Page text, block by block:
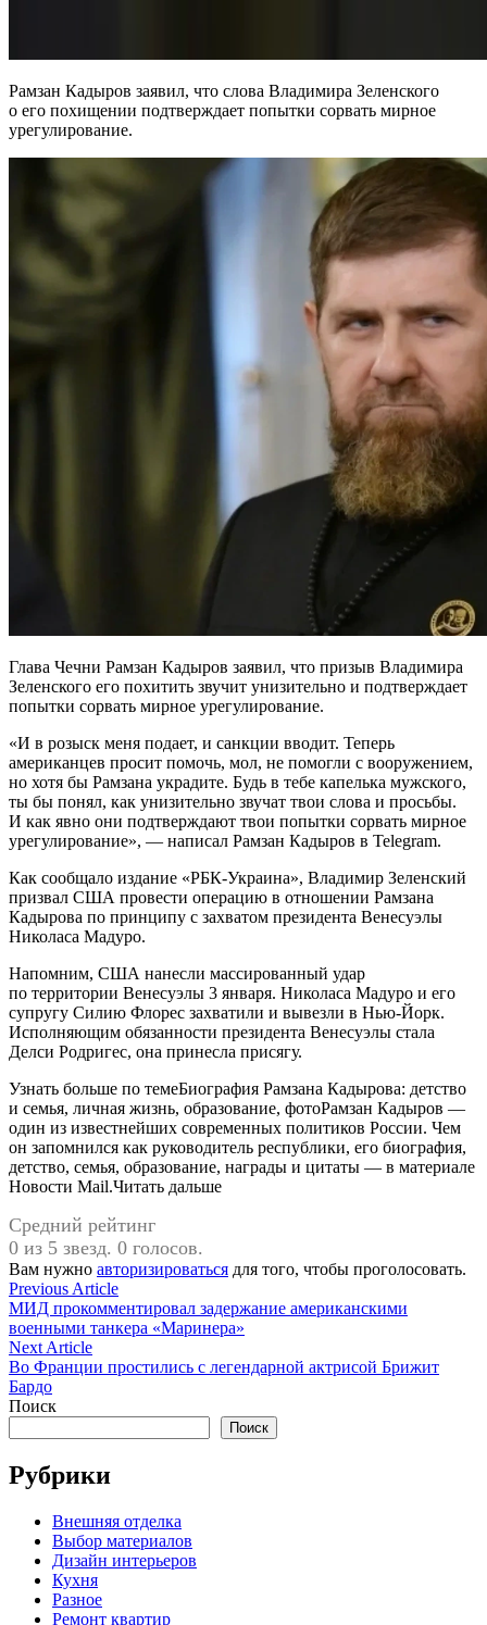
Рамзан Кадыров заявил, что слова Владимира Зеленского
о его похищении подтверждает попытки сорвать мирное
урегулирование.
Глава Чечни Рамзан Кадыров заявил, что призыв Владимира
Зеленского его похитить звучит унизительно и подтверждает
попытки сорвать мирное урегулирование.
«И в розыск меня подает, и санкции вводит. Теперь
американцев просит помочь, мол, не помогли с вооружением,
но хотя бы Рамзана украдите. Будь в тебе капелька мужского,
ты бы понял, как унизительно звучат твои слова и просьбы.
И как явно они подтверждают твои попытки сорвать мирное
урегулирование», — написал Рамзан Кадыров в Telegram.
Как сообщало издание «РБК-Украина», Владимир Зеленский
призвал США провести операцию в отношении Рамзана
Кадырова по принципу с захватом президента Венесуэлы
Николаса Мадуро.
Напомним, США нанесли массированный удар
по территории Венесуэлы 3 января. Николаса Мадуро и его
супругу Силию Флорес захватили и вывезли в Нью-Йорк.
Исполняющим обязанности президента Венесуэлы стала
Делси Родригес, она принесла присягу.
Узнать больше по темеБиография Рамзана Кадырова: детство
и семья, личная жизнь, образование, фотоРамзан Кадыров —
один из известнейших современных политиков России. Чем
он запомнился как руководитель республики, его биография,
детство, семья, образование, награды и цитаты — в материале
Новости Mail.Читать дальше
Средний рейтинг
0 из 5 звезд. 0 голосов.
Вам нужно авторизироваться для того, чтобы проголосовать.
Навигация
по
записям
Previous ArticlePrevious
article:
МИД прокомментировал задержание американскими
военными танкера «Маринера»
Next ArticleNext
article:
Во Франции простились с легендарной актрисой Брижит
Бардо
Поиск
Поиск
Рубрики
Внешняя отделка
Выбор материалов
Дизайн интерьеров
Кухня
Разное
Ремонт квартир